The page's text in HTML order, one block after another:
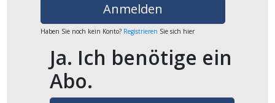
Anmelden
Haben Sie noch kein Konto? Registrieren Sie sich hier
Ja. Ich benötige ein
Abo.